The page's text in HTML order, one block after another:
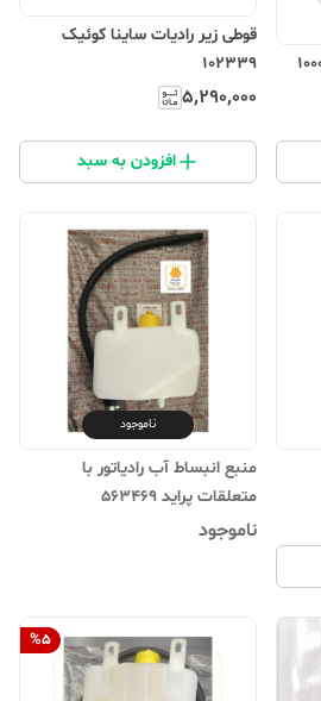
قوطی زیر رادیات ساینا کوئیک
102339
۵٬۲۹۰٬۰۰۰
افزودن به سبد
ناموجود
منبع‌ انبساط‌ آب‌ رادیاتور با
متعلقات پراید 563469
ناموجود
%5